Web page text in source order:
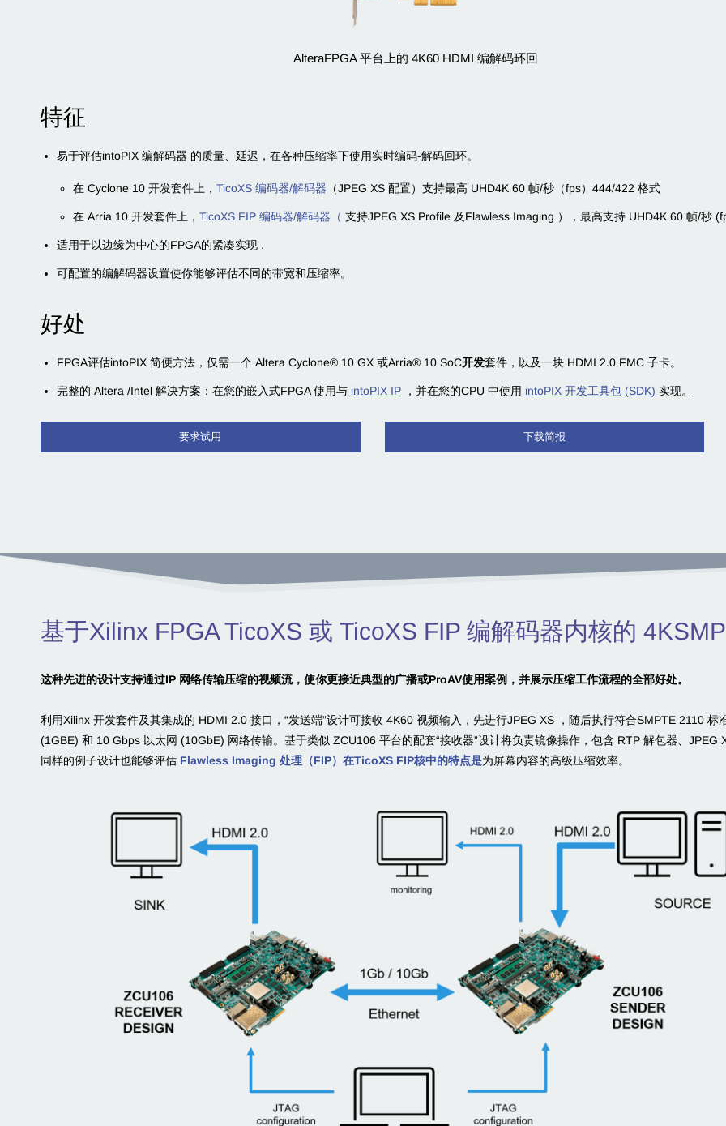
AlteraFPGA 平台上的 4K60 HDMI 编解码环回
特征
易于评估intoPIX 编解码器 的质量、延迟，在各种压缩率下使用实时编码-解码回环。
在 Cyclone 10 开发套件上， TicoXS 编码器/解码器 （JPEG XS 配置）支持最高 UHD4K 60 帧/秒（fps）444/422 格式
在 Arria 10 开发套件上， TicoXS FIP 编码器/解码器（ 支持JPEG XS Profile 及Flawless Imaging ），最高支持 UHD4K 60 帧/秒
适用于以边缘为中心的FPGA的紧凑实现 .
可配置的编解码器设置使你能够评估不同的带宽和压缩率。
好处
FPGA评估intoPIX 简便方法，仅需一个 Altera Cyclone® 10 GX 或Arria® 10 SoC开发套件，以及一块 HDMI 2.0 FMC 子卡。
完整的 Altera /Intel 解决方案：在您的嵌入式FPGA 使用与 intoPIX IP ，并在您的CPU 中使用 intoPIX 开发工具包 (SDK) 实现。
要求试用 下载简报
基于Xilinx FPGA TicoXS 或 TicoXS FIP 编解码器内核的
这种先进的设计支持通过IP 网络传输压缩的视频流，使你更接近典型的广播或ProAV使用案例，并展示压缩工作流程的全部好处。
利用Xilinx 开发套件及其集成的 HDMI 2.0 接口，“发送端”设计可接收 4K60 视频输入，先进行JPEG XS ，随后执行符合SMPTE 2110
(1GBE) 和 10 Gbps 以太网 (10GbE) 网络传输。基于类似 ZCU106 平台的配套“接收器”设计将负责镜像操作，包含 RTP 解包器、JPEG
同样的例子设计也能够评估 Flawless Imaging 处理（FIP）在TicoXS FIP核中的特点是为屏幕内容的高级压缩效率。